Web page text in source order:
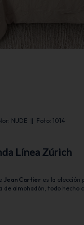
NUDE || Foto: 1014
Línea Zúrich
Jean Cartier es la elección
de almohadón, todo hecho